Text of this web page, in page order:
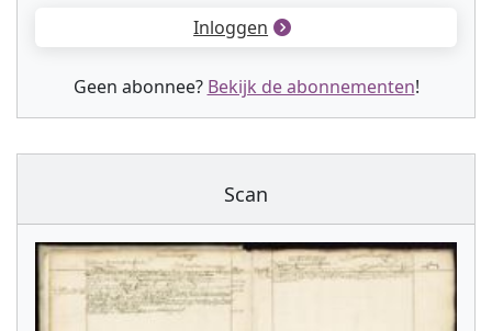
Inloggen
Geen abonnee? Bekijk de abonnementen!
Scan